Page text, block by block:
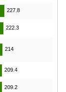
227.8
222.3
214
209.4
209.2